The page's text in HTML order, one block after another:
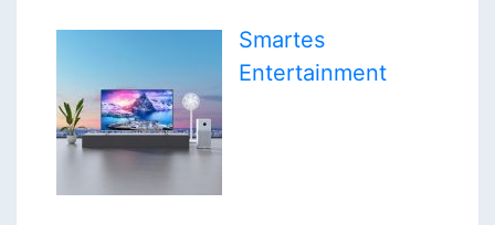
Smartes
Entertainment